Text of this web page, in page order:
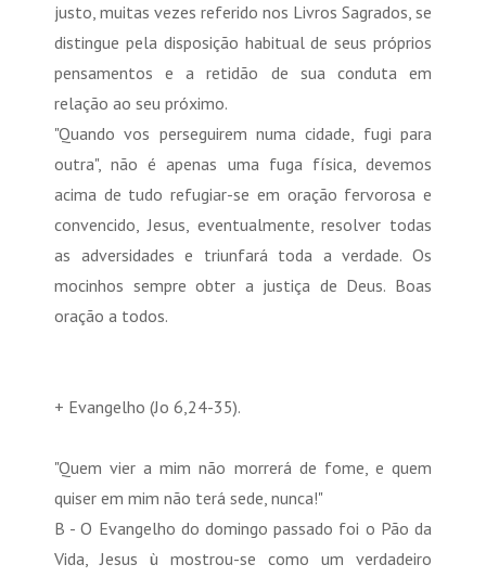
justo, muitas vezes referido nos Livros Sagrados, se
distingue pela disposição habitual de seus próprios
pensamentos e a retidão de sua conduta em
relação ao seu próximo.
"Quando vos perseguirem numa cidade, fugi para
outra", não é apenas uma fuga física, devemos
acima de tudo refugiar-se em oração fervorosa e
convencido, Jesus, eventualmente, resolver todas
as adversidades e triunfará toda a verdade. Os
mocinhos sempre obter a justiça de Deus. Boas
oração a todos.
+ Evangelho (Jo 6,24-35).
"Quem vier a mim não morrerá de fome, e quem
quiser em mim não terá sede, nunca!"
B - O Evangelho do domingo passado foi o Pão da
Vida, Jesus ù mostrou-se como um verdadeiro